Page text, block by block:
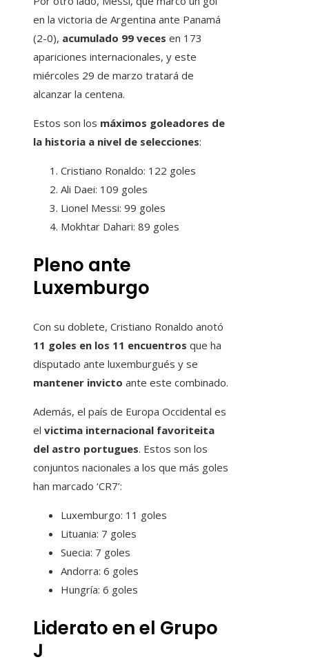
en la victoria de Argentina ante Panamá
(2-0), acumulado 99 veces en 173
apariciones internacionales, y este
miércoles 29 de marzo tratará de
alcanzar la centena.
Estos son los máximos goleadores de
la historia a nivel de selecciones:
Cristiano Ronaldo: 122 goles
Ali Daei: 109 goles
Lionel Messi: 99 goles
Mokhtar Dahari: 89 goles
Pleno ante
Luxemburgo
Con su doblete, Cristiano Ronaldo anotó
11 goles en los 11 encuentros que ha
disputado ante luxemburgués y se
mantener invicto ante este combinado.
Además, el país de Europa Occidental es
el victima internacional favoriteita
del astro portugues. Estos son los
conjuntos nacionales a los que más goles
han marcado ‘CR7’:
Luxemburgo: 11 goles
Lituania: 7 goles
Suecia: 7 goles
Andorra: 6 goles
Hungría: 6 goles
Liderato en el Grupo
J